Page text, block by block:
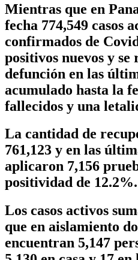
Mientras que en
fecha 774,549 casos
confirmados de
positivos nuevos y se
defunción en las
acumulado hasta la
fallecidos y una
La cantidad de
761,123 y en las
aplicaron 7,156
positividad de 12.2%.
Los casos activos
que en aislamiento
encuentran 5,147